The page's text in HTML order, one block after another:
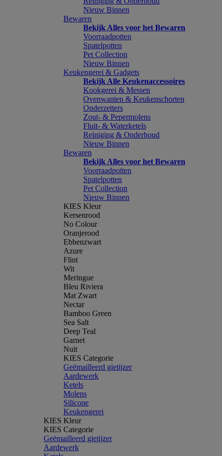
Nieuw Binnen
Bewaren
Bekijk Alles voor het Bewaren
Voorraadpotten
Spatelpotten
Pet Collection
Nieuw Binnen
Keukengerei & Gadgets
Bekijk Alle Keukenaccessoires
Kookgerei & Messen
Ovenwanten & Keukenschorten
Onderzetters
Zout- & Pepermolens
Fluit- & Waterketels
Reiniging & Onderhoud
Nieuw Binnen
Bewaren
Bekijk Alles voor het Bewaren
Voorraadpotten
Spatelpotten
Pet Collection
Nieuw Binnen
KIES Kleur
Kersenrood
No Colour
Oranjerood
Ebbenzwart
Azure
Flint
Wit
Meringue
Bleu Riviera
Mat Zwart
Nectar
Bamboo Green
Sea Salt
Deep Teal
Garnet
Nuit
KIES Categorie
Geëmailleerd gietijzer
Aardewerk
Ketels
Molens
Silicone
Keukengerei
KIES Kleur
KIES Categorie
Geëmailleerd gietijzer
Aardewerk